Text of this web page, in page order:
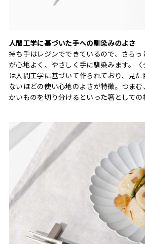
人間工学に基づいた手への馴染みのよさ
持ち手はレジンでできているので、さら
が心地よく、やさしく手に馴染みます。
は人間工学に基づいて作られており、見
ないほどの使い心地のよさが特徴。つま
かいものを切り分けるといった箸としての